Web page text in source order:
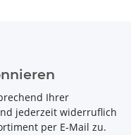
Ihrer
jederzeit widerruflich
per E-Mail zu.